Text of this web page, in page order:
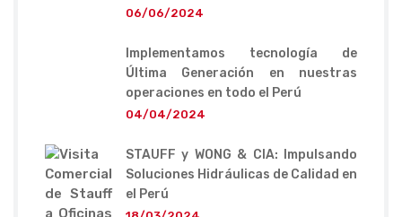
06/06/2024
Implementamos tecnología de
Última Generación en nuestras
operaciones en todo el Perú
04/04/2024
STAUFF y WONG & CIA: Impulsando
Soluciones Hidráulicas de Calidad en
el Perú